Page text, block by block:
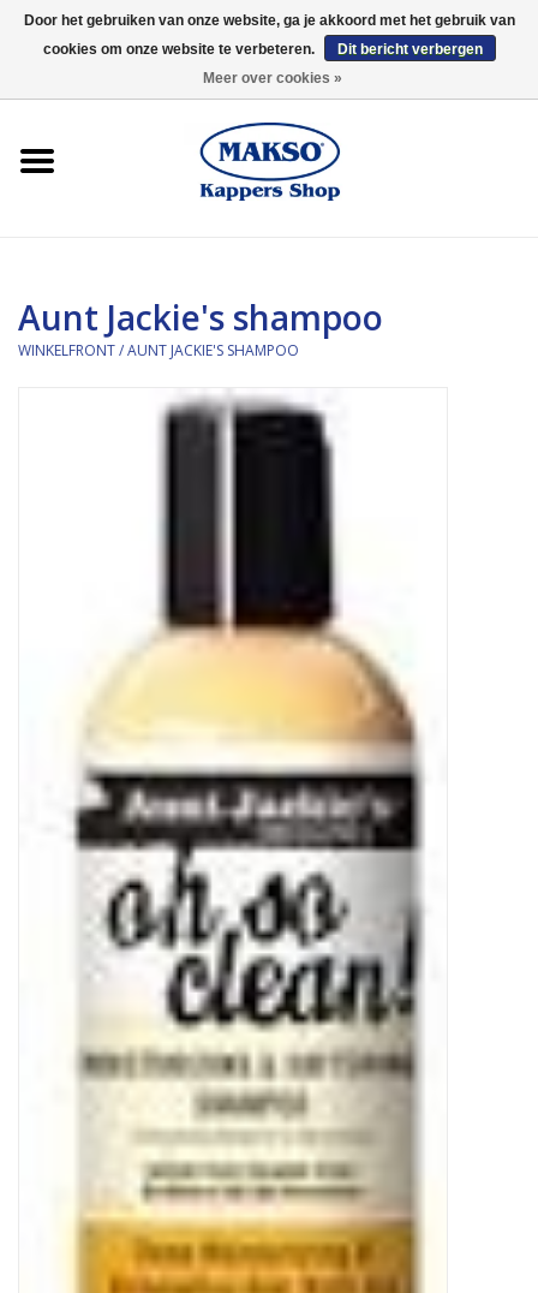
0 Artikelen - €0,00
Kaaral
Aunt Jackie's shampoo
WINKELFRONT/AUNT JACKIE'S SHAMPOO
Door het gebruiken van onze website, ga je akkoord met het gebruik van
cookies om onze website te verbeteren.
Dit bericht verbergen
Meer over cookies »